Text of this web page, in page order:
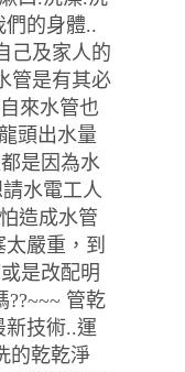
的身體..
己及家人的
管是有其必
水管也
頭出水量
是因為水
水電工人
造成水管
嚴重，到
是改配明
管乾
新技術..運
的乾乾淨